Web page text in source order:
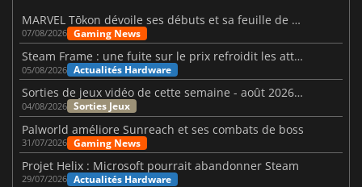
MARVEL Tōkon dévoile ses débuts et sa feuille de route
07/08/2026 Gaming News
Steam Frame : une fuite sur le prix refroidit les attentes VR
05/08/2026 Actualités Hardware
Sorties de jeux vidéo de cette semaine - août 2026 (semaine 32)
04/08/2026 Sorties Jeux
Palworld améliore Sunreach et ses combats de boss
31/07/2026 Gaming News
Projet Helix : Microsoft pourrait abandonner Steam
29/07/2026 Actualités Hardware